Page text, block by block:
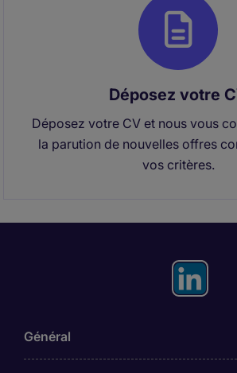
Déposez votre
Déposez votre CV et nous vous
la parution de nouvelles offres
vos critères.
Général